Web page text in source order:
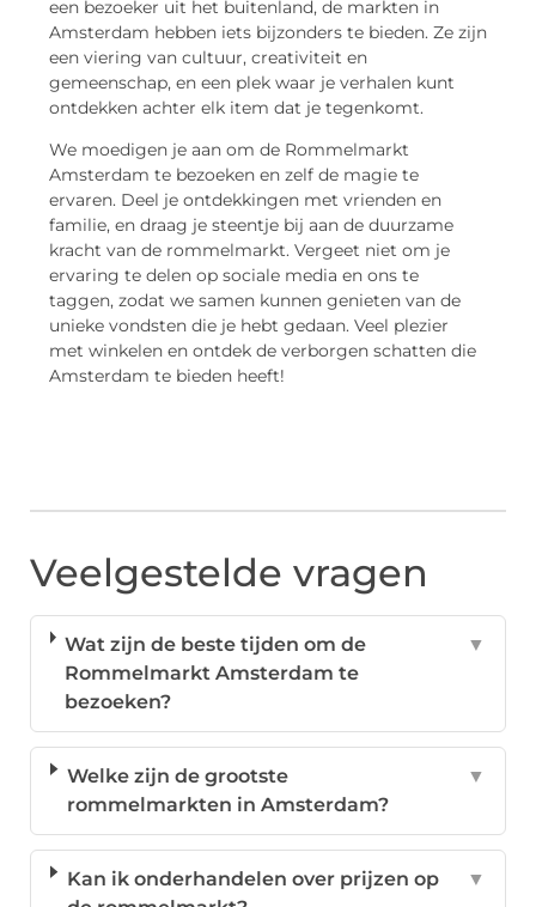
een bezoeker uit het buitenland, de markten in
Amsterdam hebben iets bijzonders te bieden. Ze zijn
een viering van cultuur, creativiteit en
gemeenschap, en een plek waar je verhalen kunt
ontdekken achter elk item dat je tegenkomt.
We moedigen je aan om de Rommelmarkt
Amsterdam te bezoeken en zelf de magie te
ervaren. Deel je ontdekkingen met vrienden en
familie, en draag je steentje bij aan de duurzame
kracht van de rommelmarkt. Vergeet niet om je
ervaring te delen op sociale media en ons te
taggen, zodat we samen kunnen genieten van de
unieke vondsten die je hebt gedaan. Veel plezier
met winkelen en ontdek de verborgen schatten die
Amsterdam te bieden heeft!
Veelgestelde vragen
Wat zijn de beste tijden om de
Rommelmarkt Amsterdam te
bezoeken?
▼
Welke zijn de grootste
rommelmarkten in Amsterdam?
▼
Kan ik onderhandelen over prijzen op
▼